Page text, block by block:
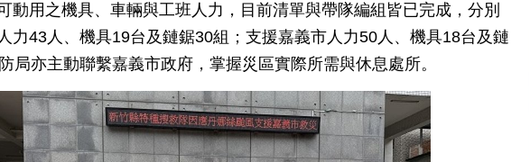
動用之機具、車輛與工班人力，目前清單與帶隊編組皆已完成，分別
力43人、機具19台及鏈鋸30組；支援嘉義市人力50人、機具18台及鏈
局亦主動聯繫嘉義市政府，掌握災區實際所需與休息處所。